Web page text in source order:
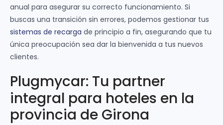
anual para asegurar su correcto funcionamiento. Si
buscas una transición sin errores, podemos gestionar tus
sistemas de recarga de principio a fin, asegurando que tu
única preocupación sea dar la bienvenida a tus nuevos
clientes.
Plugmycar: Tu partner
integral para hoteles en la
provincia de Girona